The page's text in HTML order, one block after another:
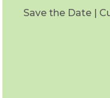
Save the Date |